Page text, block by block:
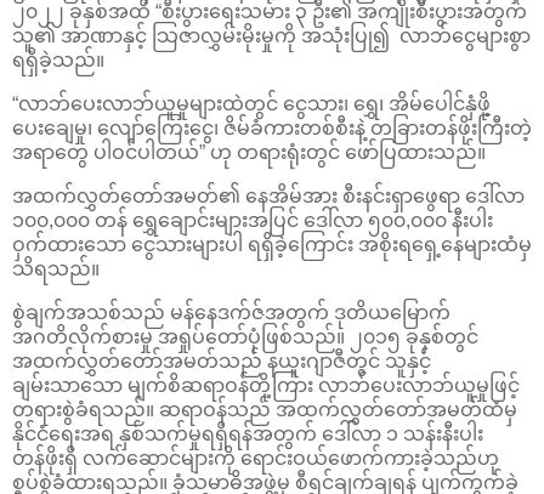
၂၀၂၂ ခုနှစ်အထိ “စီးပွားရေးသမား ၃ ဦး၏ အကျိုးစီးပွားအတွက်
သူ၏ အာဏာနှင့် သြဇာလွှမ်းမိုးမှုကို အသုံးပြု၍ လာဘ်ငွေများစွာ
ရရှိခဲ့သည်။
“လာဘ်ပေးလာဘ်ယူမှုများထဲတွင် ငွေသား၊ ရွှေ၊ အိမ်ပေါင်နှံဖို့
ပေးချေမှု၊ လျော်ကြေးငွေ၊ ဇိမ်ခံကားတစ်စီးနဲ့ တခြားတန်ဖိုးကြီးတဲ့
အရာတွေ ပါဝင်ပါတယ်” ဟု တရားရုံးတွင် ဖော်ပြထားသည်။
အထက်လွှတ်တော်အမတ်၏ နေအိမ်အား စီးနင်းရှာဖွေရာ ဒေါ်လာ
၁၀၀,၀၀၀ တန် ရွှေချောင်းများအပြင် ဒေါ်လာ ၅၀၀,၀၀၀ နီးပါး
ဝှက်ထားသော ငွေသားများပါ ရရှိခဲ့ကြောင်း အစိုးရရှေ့နေများထံမှ
သိရသည်။
စွဲချက်အသစ်သည် မန်နေဒက်ဇ်အတွက် ဒုတိယမြောက်
အဂတိလိုက်စားမှု အရှုပ်တော်ပုံဖြစ်သည်။ ၂၀၁၅ ခုနှစ်တွင်
အထက်လွှတ်တော်အမတ်သည် နယူးဂျာဇီတွင် သူနှင့်
ချမ်းသာသော မျက်စိဆရာဝန်တို့ကြား လာဘ်ပေးလာဘ်ယူမှုဖြင့်
တရားစွဲခံရသည်။ ဆရာဝန်သည် အထက်လွှတ်တော်အမတ်ထံမှ
နိုင်ငံရေးအရ နှစ်သက်မှုရရှိရန်အတွက် ဒေါ်လာ ၁ သန်းနီးပါး
တန်ဖိုးရှိ လက်ဆောင်များကို ရောင်းဝယ်ဖောက်ကားခဲ့သည်ဟု
စွပ်စွဲခံထားရသည်။ ခုံသမာဓိအဖွဲ့မှ စီရင်ချက်ချရန် ပျက်ကွက်ခဲ့